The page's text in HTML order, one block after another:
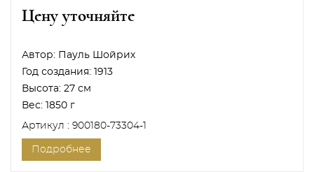
Цену уточняйте
Автор:
Пауль Шойрих
Год создания:
1913
Высота: 27 см
Вес:
1850 г
Артикул : 900180-73304-1
Подробнее